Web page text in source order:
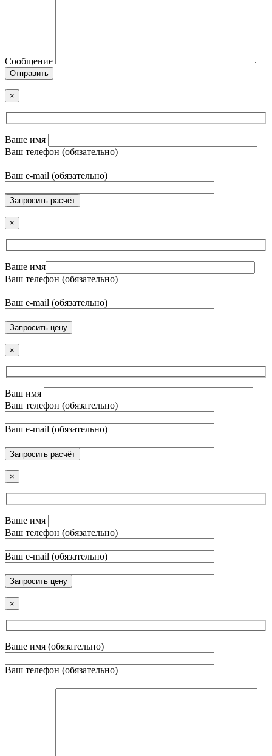
Сообщение
Отправить
×
Ваше имя
Ваш телефон (обязательно)
Ваш e-mail (обязательно)
Запросить расчёт
×
Ваше имя
Ваш телефон (обязательно)
Ваш e-mail (обязательно)
Запросить цену
×
Ваш имя
Ваш телефон (обязательно)
Ваш e-mail (обязательно)
Запросить расчёт
×
Ваше имя
Ваш телефон (обязательно)
Ваш e-mail (обязательно)
Запросить цену
×
Ваше имя (обязательно)
Ваш телефон (обязательно)